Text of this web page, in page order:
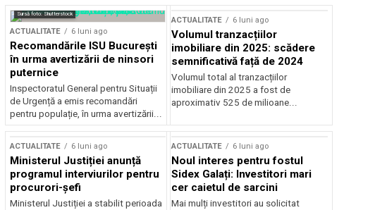
Sursă foto: Shutterstock
ACTUALITATE 6 luni ago
Recomandările ISU București
în urma avertizării de ninsori
puternice
Inspectoratul General pentru Situații
de Urgență a emis recomandări
pentru populație, în urma avertizării...
ACTUALITATE 6 luni ago
Volumul tranzacțiilor
imobiliare din 2025: scădere
semnificativă față de 2024
Volumul total al tranzacțiilor
imobiliare din 2025 a fost de
aproximativ 525 de milioane...
ACTUALITATE 6 luni ago
Ministerul Justiției anunță
programul interviurilor pentru
procurori-șefi
Ministerul Justiției a stabilit perioada
ACTUALITATE 6 luni ago
Noul interes pentru fostul
Sidex Galați: Investitori mari
cer caietul de sarcini
Mai mulți investitori au solicitat